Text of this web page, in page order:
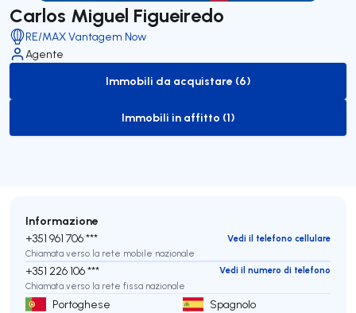
Carlos Miguel Figueiredo
RE/MAX Vantagem Now
Agente
to-buy-listing
Immobili da acquistare (6)
to-rent-listing
Immobili in affitto (1)
Informazione
+351 961 706 ***
Vedi il telefono cellulare
Chiamata verso la rete mobile nazionale
+351 226 106 ***
Vedi il numero di telefono
Chiamata verso la rete fissa nazionale
Portoghese Spagnolo